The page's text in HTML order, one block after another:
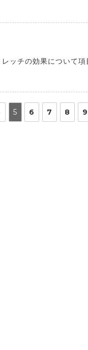
ッチの効果について項
5 6 7 8 9